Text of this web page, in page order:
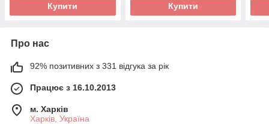
Купити Купити
Про нас
92% позитивних з 331 відгука за рік
Працює з 16.10.2013
м. Харків
Харків, Україна